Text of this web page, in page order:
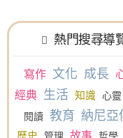
熱門搜尋導
寫作 文化 成長
經典 生活 知識 心靈
閱讀 教育 納尼亞
歷史 故事